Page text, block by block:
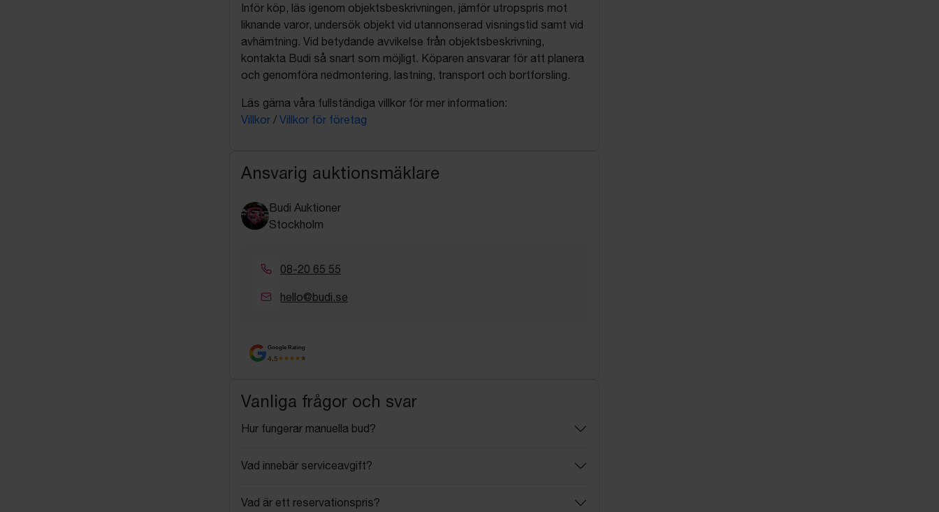
Inför köp, läs igenom objektsbeskrivningen, jämför utropspris mot
liknande varor, undersök objekt vid utannonserad visningstid samt vid
avhämtning. Vid betydande avvikelse från objektsbeskrivning,
kontakta Budi så snart som möjligt. Köparen ansvarar för att planera
och genomföra nedmontering, lastning, transport och bortforsling.
Läs gärna våra fullständiga villkor för mer information:
Villkor / Villkor för företag
Ansvarig auktionsmäklare
Budi Auktioner
Stockholm
08-20 65 55
hello@budi.se
Google Rating
4.5
Vanliga frågor och svar
Hur fungerar manuella bud?
Vad innebär serviceavgift?
Vad är ett reservationspris?